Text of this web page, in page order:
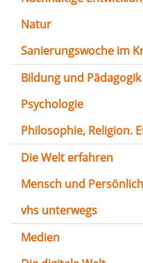
Natur
Sanierungswoche im
Bildung und Pädagogik
Psychologie
Philosophie, Religion.
Die Welt erfahren
Mensch und
vhs unterwegs
Medien